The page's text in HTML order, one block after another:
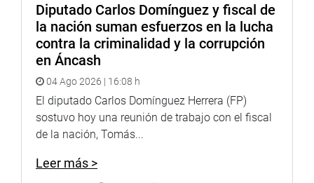
Diputado Carlos Domínguez y fiscal de
la nación suman esfuerzos en la lucha
contra la criminalidad y la corrupción
en Áncash
04 Ago 2026 | 16:08 h
El diputado Carlos Domínguez Herrera (FP)
sostuvo hoy una reunión de trabajo con el fiscal
de la nación, Tomás...
Leer más >